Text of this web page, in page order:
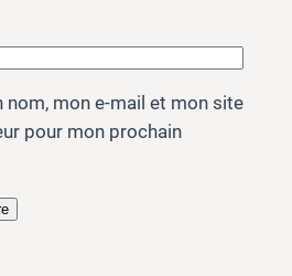
nom, mon e-mail et mon site
pour mon prochain